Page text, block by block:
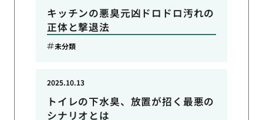
キッチンの悪臭元凶ドロドロ汚れの
正体と撃退法
未分類
トイレの下水臭、放置が招く最悪の
シナリオとは
2025.10.13